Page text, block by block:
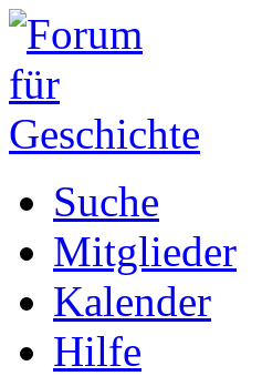
Suche
Mitglieder
Kalender
Hilfe